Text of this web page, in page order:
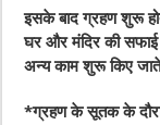
इसके बाद ग्रहण शुरू
घर और मंदिर की सफाई
अन्य काम शुरू किए
*ग्रहण के सूतक के